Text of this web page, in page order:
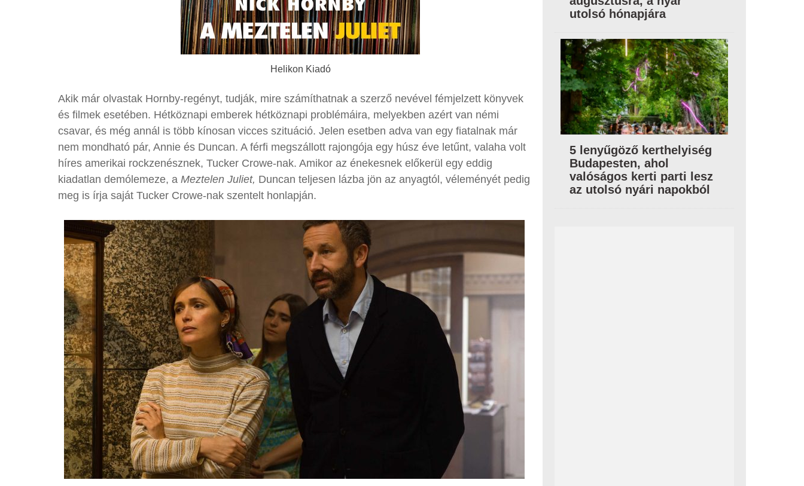
Helikon Kiadó
Akik már olvastak Hornby-regényt, tudják, mire számíthatnak a szerző nevével fémjelzett könyvek
és filmek esetében. Hétköznapi emberek hétköznapi problémáira, melyekben azért van némi
csavar, és még annál is több kínosan vicces szituáció. Jelen esetben adva van egy fiatalnak már
nem mondható pár, Annie és Duncan. A férfi megszállott rajongója egy húsz éve letűnt, valaha volt
híres amerikai rockzenésznek, Tucker Crowe-nak. Amikor az énekesnek előkerül egy eddig
kiadatlan demólemeze, a Meztelen Juliet, Duncan teljesen lázba jön az anyagtól, véleményét pedig
meg is írja saját Tucker Crowe-nak szentelt honlapján.
utolsó hónapjára
5 lenyűgöző kerthelyiség
Budapesten, ahol
valóságos kerti parti lesz
az utolsó nyári napokból